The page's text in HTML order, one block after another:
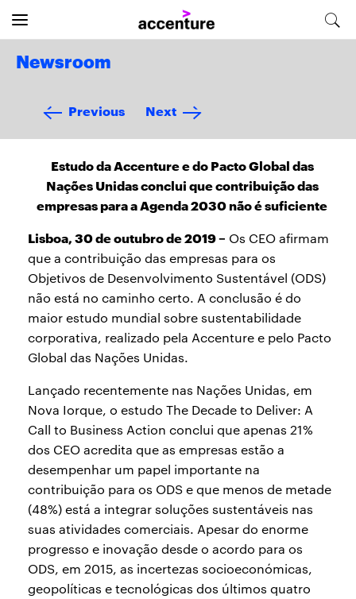
Newsroom
Previous Next
Estudo da Accenture e do Pacto Global das
Nações Unidas conclui que contribuição das
empresas para a Agenda 2030 não é suficiente
Lisboa, 30 de outubro de 2019 – Os CEO afirmam
que a contribuição das empresas para os
Objetivos de Desenvolvimento Sustentável (ODS)
não está no caminho certo. A conclusão é do
maior estudo mundial sobre sustentabilidade
corporativa, realizado pela Accenture e pelo Pacto
Global das Nações Unidas.
Lançado recentemente nas Nações Unidas, em
Nova Iorque, o estudo The Decade to Deliver: A
Call to Business Action conclui que apenas 21%
dos CEO acredita que as empresas estão a
desempenhar um papel importante na
contribuição para os ODS e que menos de metade
(48%) está a integrar soluções sustentáveis nas
suas atividades comerciais. Apesar do enorme
progresso e inovação desde o acordo para os
ODS, em 2015, as incertezas socioeconómicas,
geopolíticas e tecnológicas dos últimos quatro